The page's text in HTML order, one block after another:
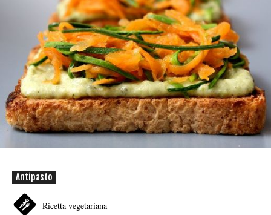
Antipasto
Ricetta vegetariana